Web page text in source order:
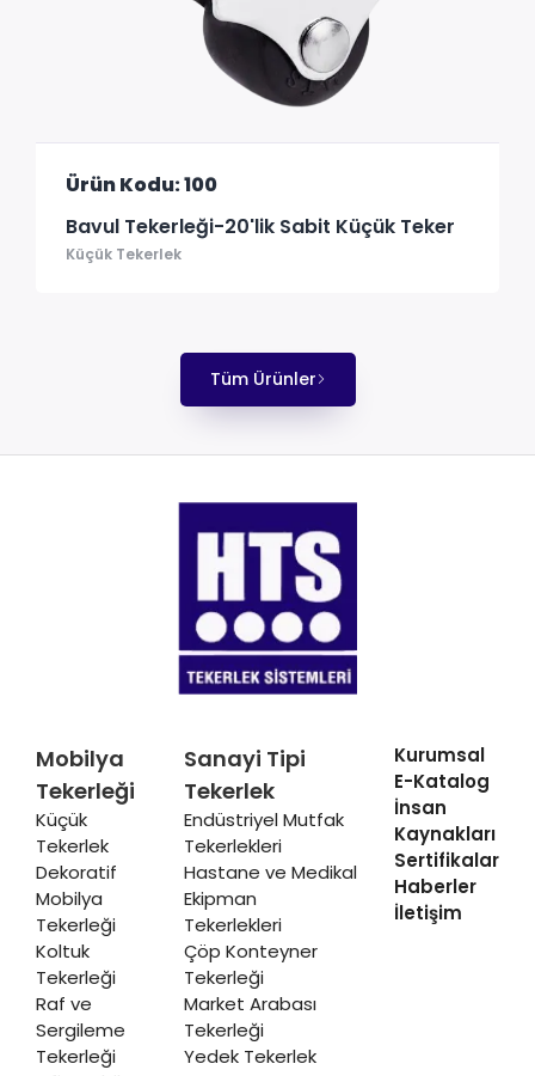
Ürün Kodu: 100
Bavul Tekerleği-20'lik Sabit Küçük Teker
Küçük Tekerlek
Tüm Ürünler
Mobilya
Tekerleği
Küçük
Tekerlek
Dekoratif
Mobilya
Tekerleği
Koltuk
Tekerleği
Raf ve
Sergileme
Tekerleği
Sanayi Tipi
Tekerlek
Endüstriyel Mutfak
Tekerlekleri
Hastane ve Medikal
Ekipman
Tekerlekleri
Çöp Konteyner
Tekerleği
Market Arabası
Tekerleği
Yedek Tekerlek
Kurumsal
E-Katalog
İnsan
Kaynakları
Sertifikalar
Haberler
İletişim